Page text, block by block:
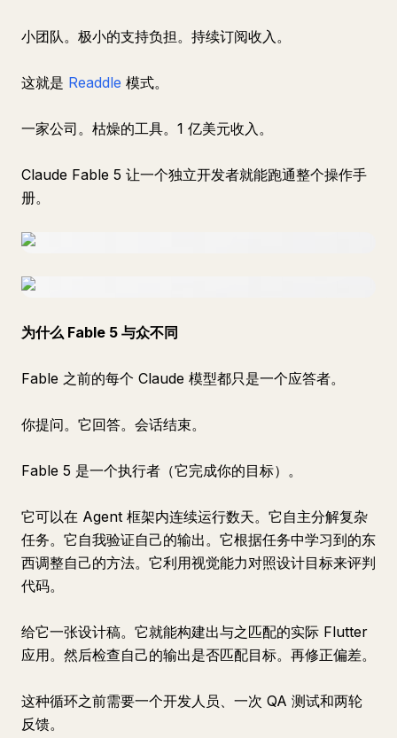
小团队。极小的支持负担。持续订阅收入。
这就是 Readdle 模式。
一家公司。枯燥的工具。1 亿美元收入。
Claude Fable 5 让一个独立开发者就能跑通整个操作手
册。
为什么 Fable 5 与众不同
Fable 之前的每个 Claude 模型都只是一个应答者。
你提问。它回答。会话结束。
Fable 5 是一个执行者（它完成你的目标）。
它可以在 Agent 框架内连续运行数天。它自主分解复杂
任务。它自我验证自己的输出。它根据任务中学习到的东
西调整自己的方法。它利用视觉能力对照设计目标来评判
代码。
给它一张设计稿。它就能构建出与之匹配的实际 Flutter
应用。然后检查自己的输出是否匹配目标。再修正偏差。
这种循环之前需要一个开发人员、一次 QA 测试和两轮
反馈。